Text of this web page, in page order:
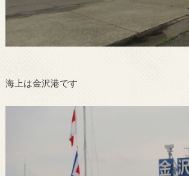
海上は金沢港です